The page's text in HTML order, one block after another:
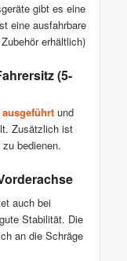
gibt es eine
eine ausfahrbare
erhältlich)
(5-
und
Zusätzlich ist
bedienen.
auch bei
Stabilität. Die
an die Schräge